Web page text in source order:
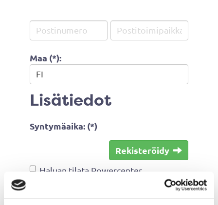
Maa (*):
Lisätiedot
Syntymäaika: (*)
Rekisteröidy
Haluan tilata Powercenter